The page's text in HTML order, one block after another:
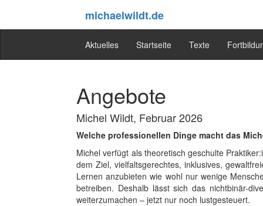
michaelwildt.de
Aktuelles Startseite Texte
Angebote
Michel Wildt, Februar 2026
Welche professionellen Dinge macht das
Michel verfügt als theoretisch geschulte
dem Ziel, vielfaltsgerechtes, inklusives,
Lernen anzubieten wie wohl nur wenige
betreiben. Deshalb lässt sich das nichtbinär-
weiterzumachen – jetzt nur noch lustgesteuert.